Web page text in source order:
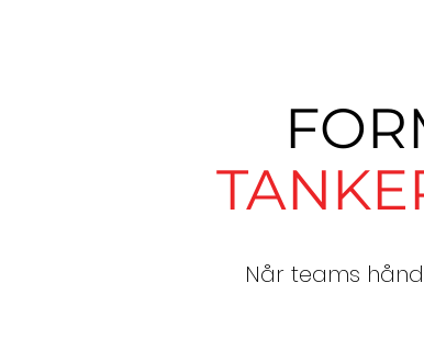
Når teams